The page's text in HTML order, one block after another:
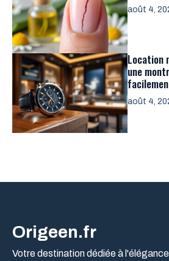
août 4,
Location
une
août 4,
Origeen.fr
Votre destination dédiée à